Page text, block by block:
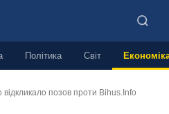
Політика Світ
відкликало позов проти Bihus.Info